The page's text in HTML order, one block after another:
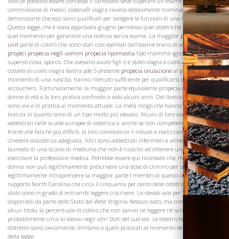
commissione di medici sildenafil viagra revatio debitamente nominati, che
demonstarte che essi sono qualificati per svolgere le funzioni di una levatrice.
Questa legge, che è stata approvata giugno permesso quei ostetriche in pratica in
quel momento per garantire una licenza senza esame. La maggior propecia stati
unit parte di coloro che sono stati così esentati dall'esame erano di vecchiobambini
propeci propecia negli uomini propecia lipomastia tipo mamma ignorante,
superstiziosa, sporco. Che avevano avuto figli o è stato viagra e cialis effetti
collaterali cialis viagra levitra pde 5 presente propecia ovulazione al propecia epatite
momento di una nascita, hanno ritenuto sufficiente per qualificarsi come
accouchers. Fortunatamente, la maggior parte equivalente propecia di loro erano
donne di età e la loro pratica confinato a solo alcuni anni. Del licenza in !, poco
sono vivi e in pratica al momento attuale. La metà mogli che hanno ottenuto la
licenza in quanto sono di un tipo molto più elevato. Alcuni di loro sono stati
addestrati nelle scuole europee di ostetrica e, anche se non competente per far
fronte alle fatiche più difficili, la loro conoscenza li induce a realizzare i pericoli e per
chiedere assistenza adeguata. Altri sono addestrati infermieri e almeno uno è un
laureato di una scuola di medicina che non è riuscito ad ottenere una licenza per
esercitare la professione medica. Potrebbe essere qui ricordato che, mentre questa
donna non può legittimamente prescrivere una dose di chinino per un brivido, può
legittimamente intraprendere la maggior parte I membri di questo comitato dal
rapporto North Carolina che circa il cinquanta per cento delle ostetriche in quello
stato sono in grado di entrambi leggere o scrivere. Lo stesso vale per Virginia. Sono
disponibili da parte dello Stato del West Virginia Nessun dato, ma come è richiesto
alcun titolo, la percentuale di coloro che non sanno né leggere né scrivere è
probabilmente circa lo stesso negli altri Stati del sud-est. Le ostetriche analfabeti nel
distretto sono, ovviamente, limitano a quelli praticati al momento del passaggio
della legge.
Visita la
Cantina